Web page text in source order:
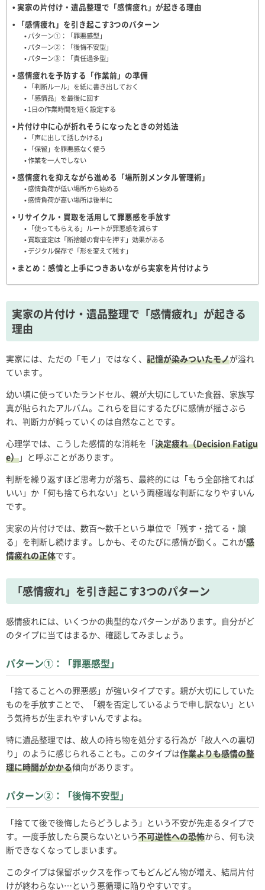
実家の片付け・遺品整理で「感情疲れ」が起きる理由
「感情疲れ」を引き起こす3つのパターン
パターン①：「罪悪感型」
パターン②：「後悔不安型」
パターン③：「責任過多型」
感情疲れを予防する「作業前」の準備
「判断ルール」を紙に書き出しておく
「感情品」を最後に回す
1日の作業時間を短く設定する
片付け中に心が折れそうになったときの対処法
「声に出して話しかける」
「保留」を罪悪感なく使う
作業を一人でしない
感情疲れを抑えながら進める「場所別メンタル管理術」
感情負荷が低い場所から始める
感情負荷が高い場所は後半に
リサイクル・買取を活用して罪悪感を手放す
「使ってもらえる」ルートが罪悪感を減らす
買取査定は「断捨離の背中を押す」効果がある
デジタル保存で「形を変えて残す」
まとめ：感情と上手につきあいながら実家を片付けよう
実家の片付け・遺品整理で「感情疲れ」が起きる
理由
実家には、ただの「モノ」ではなく、 記憶が染みついたモノが溢れ
ています。
幼い頃に使っていたランドセル、親が大切にしていた食器、家族写
真が貼られたアルバム。これらを目にするたびに感情が揺さぶら
れ、判断力が鈍っていくのは自然なことです。
心理学では、こうした感情的な消耗を「決定疲れ（Decision Fatigu
e）」と呼ぶことがあります。
判断を繰り返すほど思考力が落ち、最終的には「もう全部捨てれば
いい」か「何も捨てられない」という両極端な判断になりやすいん
です。
実家の片付けでは、数百〜数千という単位で「残す・捨てる・譲
る」を判断し続けます。しかも、そのたびに感情が動く。これが感
情疲れの正体です。
「感情疲れ」を引き起こす3つのパターン
感情疲れには、いくつかの典型的なパターンがあります。自分がど
のタイプに当てはまるか、確認してみましょう。
パターン①：「罪悪感型」
「捨てることへの罪悪感」が強いタイプです。親が大切にしていた
ものを手放すことで、「親を否定しているようで申し訳ない」とい
う気持ちが生まれやすいんですよね。
特に遺品整理では、故人の持ち物を処分する行為が「故人への裏切
り」のように感じられることも。このタイプは作業よりも感情の整
理に時間がかかる傾向があります。
パターン②：「後悔不安型」
「捨てて後で後悔したらどうしよう」という不安が先走るタイプで
す。一度手放したら戻らないという不可逆性への恐怖から、何も決
断できなくなってしまいます。
このタイプは保留ボックスを作ってもどんどん物が増え、結局片付
けが終わらない…という悪循環に陥りやすいです。